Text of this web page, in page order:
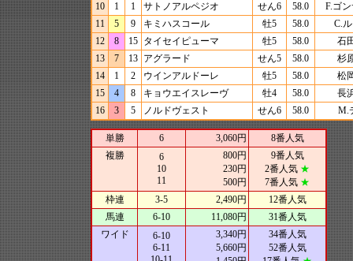
10
1 1 サトノアルペジオ せん6 58.0
F.ゴ
11
5 9 キミハスコール 牡5 58.0
C.
12
8 15 タイセイピューマ 牡5 58.0
石
13
7 13 アグラード せん5 58.0
杉
14
1 2 ウインアルドーレ 牡5 58.0
松
15
4 8 キョウエイスレーヴ 牡4 58.0
長
16
3 5 ノルドヴェスト せん6 58.0 M.
単勝 6 3,060円
8番人気
複勝
6
10
11
800円
230円
500円
9番人気
2番人気 ★
7番人気 ★
枠連
3-5 2,490円
12番人気
馬連
6-10 11,080円
31番人気
ワイド
6-10
6-11
3,340円
5,660円
34番人気
52番人気